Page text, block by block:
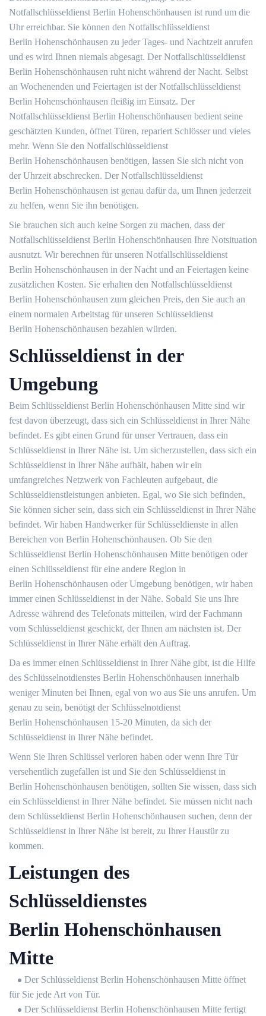
Notfallschlüsseldienst Berlin Hohenschönhausen ist rund um die
Uhr erreichbar. Sie können den Notfallschlüsseldienst
Berlin Hohenschönhausen zu jeder Tages- und Nachtzeit anrufen
und es wird Ihnen niemals abgesagt. Der Notfallschlüsseldienst
Berlin Hohenschönhausen ruht nicht während der Nacht. Selbst
an Wochenenden und Feiertagen ist der Notfallschlüsseldienst
Berlin Hohenschönhausen fleißig im Einsatz. Der
Notfallschlüsseldienst Berlin Hohenschönhausen bedient seine
geschätzten Kunden, öffnet Türen, repariert Schlösser und vieles
mehr. Wenn Sie den Notfallschlüsseldienst
Berlin Hohenschönhausen benötigen, lassen Sie sich nicht von
der Uhrzeit abschrecken. Der Notfallschlüsseldienst
Berlin Hohenschönhausen ist genau dafür da, um Ihnen jederzeit
zu helfen, wenn Sie ihn benötigen.
Sie brauchen sich auch keine Sorgen zu machen, dass der
Notfallschlüsseldienst Berlin Hohenschönhausen Ihre Notsituation
ausnutzt. Wir berechnen für unseren Notfallschlüsseldienst
Berlin Hohenschönhausen in der Nacht und an Feiertagen keine
zusätzlichen Kosten. Sie erhalten den Notfallschlüsseldienst
Berlin Hohenschönhausen zum gleichen Preis, den Sie auch an
einem normalen Arbeitstag für unseren Schlüsseldienst
Berlin Hohenschönhausen bezahlen würden.
Schlüsseldienst in der
Umgebung
Beim Schlüsseldienst Berlin Hohenschönhausen Mitte sind wir
fest davon überzeugt, dass sich ein Schlüsseldienst in Ihrer Nähe
befindet. Es gibt einen Grund für unser Vertrauen, dass ein
Schlüsseldienst in Ihrer Nähe ist. Um sicherzustellen, dass sich ein
Schlüsseldienst in Ihrer Nähe aufhält, haben wir ein
umfangreiches Netzwerk von Fachleuten aufgebaut, die
Schlüsseldienstleistungen anbieten. Egal, wo Sie sich befinden,
Sie können sicher sein, dass sich ein Schlüsseldienst in Ihrer Nähe
befindet. Wir haben Handwerker für Schlüsseldienste in allen
Bereichen von Berlin Hohenschönhausen. Ob Sie den
Schlüsseldienst Berlin Hohenschönhausen Mitte benötigen oder
einen Schlüsseldienst für eine andere Region in
Berlin Hohenschönhausen oder Umgebung benötigen, wir haben
immer einen Schlüsseldienst in der Nähe. Sobald Sie uns Ihre
Adresse während des Telefonats mitteilen, wird der Fachmann
vom Schlüsseldienst geschickt, der Ihnen am nächsten ist. Der
Schlüsseldienst in Ihrer Nähe erhält den Auftrag.
Da es immer einen Schlüsseldienst in Ihrer Nähe gibt, ist die Hilfe
des Schlüsselnotdienstes Berlin Hohenschönhausen innerhalb
weniger Minuten bei Ihnen, egal von wo aus Sie uns anrufen. Um
genau zu sein, benötigt der Schlüsselnotdienst
Berlin Hohenschönhausen 15-20 Minuten, da sich der
Schlüsseldienst in Ihrer Nähe befindet.
Wenn Sie Ihren Schlüssel verloren haben oder wenn Ihre Tür
versehentlich zugefallen ist und Sie den Schlüsseldienst in
Berlin Hohenschönhausen benötigen, sollten Sie wissen, dass sich
ein Schlüsseldienst in Ihrer Nähe befindet. Sie müssen nicht nach
dem Schlüsseldienst Berlin Hohenschönhausen suchen, denn der
Schlüsseldienst in Ihrer Nähe ist bereit, zu Ihrer Haustür zu
kommen.
Leistungen des
Schlüsseldienstes
Berlin Hohenschönhausen
Mitte
Der Schlüsseldienst Berlin Hohenschönhausen Mitte öffnet
für Sie jede Art von Tür.
Der Schlüsseldienst Berlin Hohenschönhausen Mitte fertigt